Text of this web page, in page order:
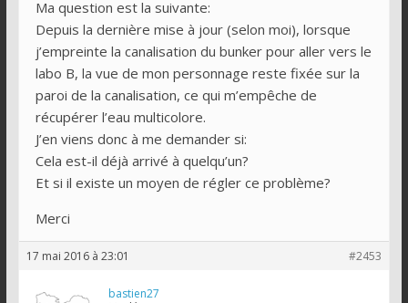
Ma question est la suivante:
Depuis la dernière mise à jour (selon moi), lorsque
j’empreinte la canalisation du bunker pour aller vers le
labo B, la vue de mon personnage reste fixée sur la
paroi de la canalisation, ce qui m’empêche de
récupérer l’eau multicolore.
J’en viens donc à me demander si:
Cela est-il déjà arrivé à quelqu’un?
Et si il existe un moyen de régler ce problème?
Merci
17 mai 2016 à 23:01 #2453
bastien27